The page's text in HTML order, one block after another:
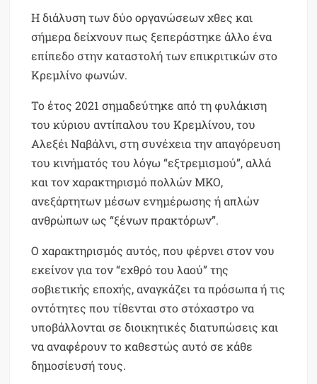
Η διάλυση των δύο οργανώσεων χθες και
σήμερα δείχνουν πως ξεπεράστηκε άλλο ένα
επίπεδο στην καταστολή των επικριτικών στο
Κρεμλίνο φωνών.
Το έτος 2021 σημαδεύτηκε από τη φυλάκιση
του κύριου αντίπαλου του Κρεμλίνου, του
Αλεξέι Ναβάλνι, στη συνέχεια την απαγόρευση
του κινήματός του λόγω “εξτρεμισμού”, αλλά
και τον χαρακτηρισμό πολλών ΜΚΟ,
ανεξάρτητων μέσων ενημέρωσης ή απλών
ανθρώπων ως “ξένων πρακτόρων”.
Ο χαρακτηρισμός αυτός, που φέρνει στον νου
εκείνον για τον “εχθρό του λαού” της
σοβιετικής εποχής, αναγκάζει τα πρόσωπα ή τις
οντότητες που τίθενται στο στόχαστρο να
υποβάλλονται σε διοικητικές διατυπώσεις και
να αναφέρουν το καθεστώς αυτό σε κάθε
δημοσίευσή τους.